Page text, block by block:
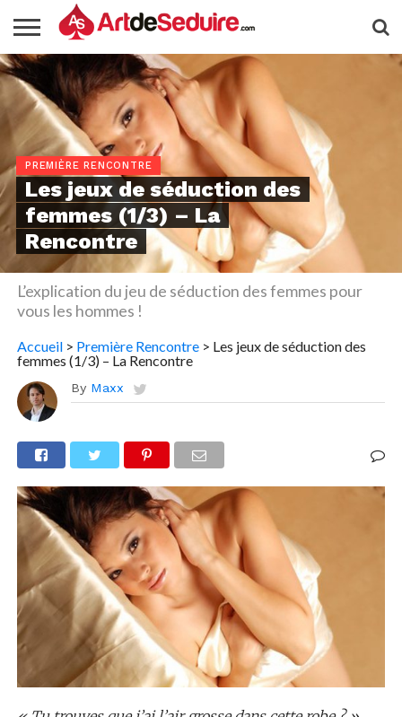
PREMIÈRE RENCONTRE
Les jeux de séduction des
femmes (1/3) – La
Rencontre
L’explication du jeu de séduction des femmes pour
vous les hommes !
Accueil> Première Rencontre> Les jeux de séduction des
femmes (1/3) – La Rencontre
By Maxx